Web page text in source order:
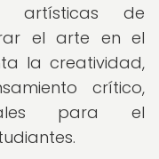
artísticas de
el arte en el
la creatividad,
crítico,
para el